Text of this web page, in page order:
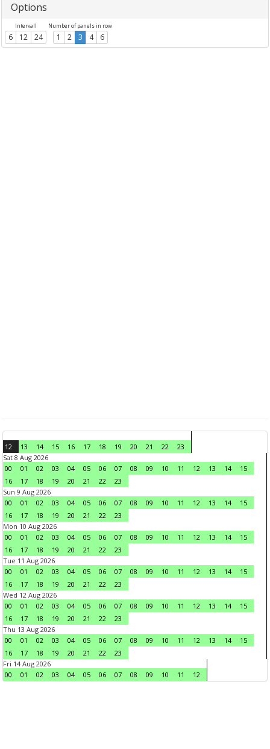
Options
Intervall
6 12 24
Number of panels in row
1 2 3 4 6
12 13 14 15 16 17 18 19 20 21 22
23
Sat 8 Aug 2026
00
01 02 03 04 05 06 07 08 09 10 11 12 13 14
15
16
17 18 19 20 21 22
23
Sun 9 Aug 2026
00
01 02 03 04 05 06 07 08 09 10 11 12 13 14
15
16
17 18 19 20 21 22
23
Mon 10 Aug 2026
00
01 02 03 04 05 06 07 08 09 10 11 12 13 14
15
16
17 18 19 20 21 22
23
Tue 11 Aug 2026
00
01 02 03 04 05 06 07 08 09 10 11 12 13 14
15
16
17 18 19 20 21 22
23
Wed 12 Aug 2026
00
01 02 03 04 05 06 07 08 09 10 11 12 13 14
15
16
17 18 19 20 21 22
23
Thu 13 Aug 2026
00
01 02 03 04 05 06 07 08 09 10 11 12 13 14
15
16
17 18 19 20 21 22
23
Fri 14 Aug 2026
00
01 02 03 04 05 06 07 08 09 10 11 12